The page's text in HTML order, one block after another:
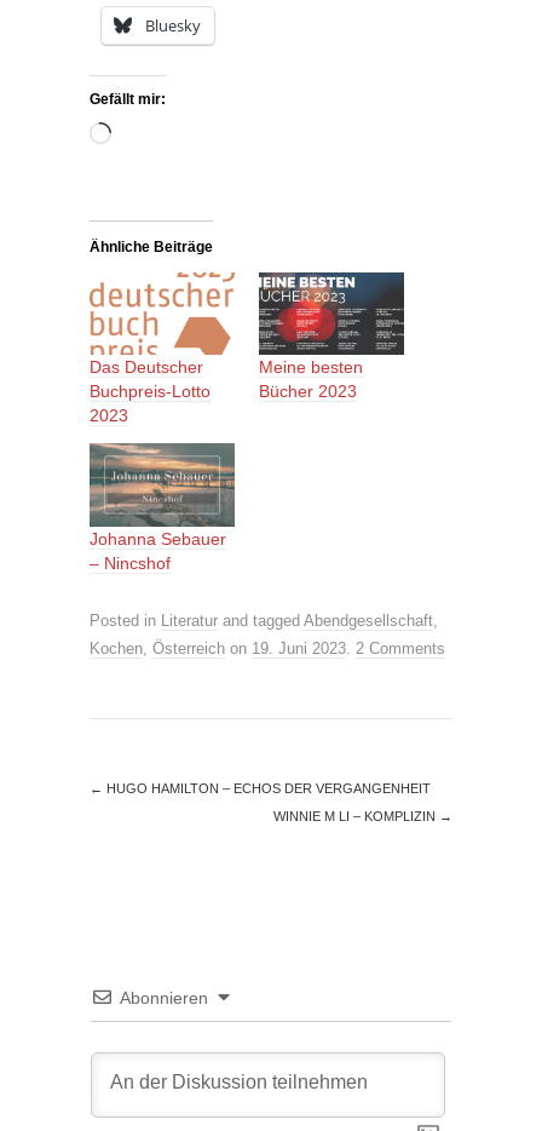
Bluesky
Gefällt mir:
Wird
Ähnliche Beiträge
Das Deutscher
Buchpreis-Lotto
2023
Meine besten
Bücher 2023
Johanna Sebauer
– Nincshof
Posted in Literatur and tagged Abendgesellschaft
Kochen Österreich on 19. Juni 2023 2 Comments
← HUGO HAMILTON – ECHOS DER VERGANGENHEIT
WINNIE M LI – KOMPLIZIN →
Abonnieren